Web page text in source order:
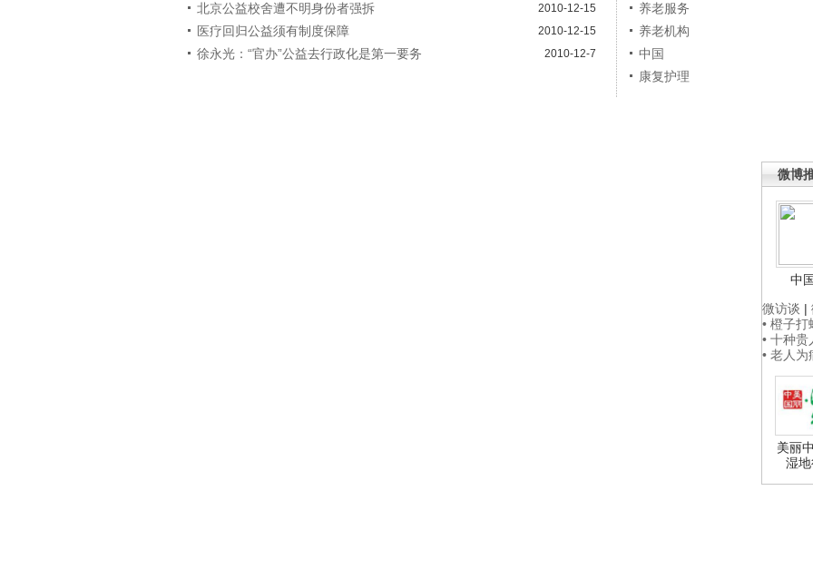
微博
中
微访谈 |
• 橙子打
• 十种
• 老人
美丽
湿
北京公益校舍遭不明身份者强拆 2010-12-15
医疗回归公益须有制度保障 2010-12-15
徐永光：“官办”公益去行政化是第一要务 2010-12-7
养老服务
养老机构
中国
康复护理